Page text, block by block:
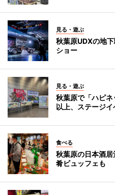
見る・遊ぶ
秋葉原UDXの地
ショー
見る・遊ぶ
秋葉原で「ハピ
以上、ステージ
食べる
秋葉原の日本酒
肴ビュッフェも